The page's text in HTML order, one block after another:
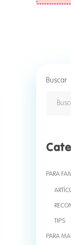
Buscar
PARA
TIPS
PARA